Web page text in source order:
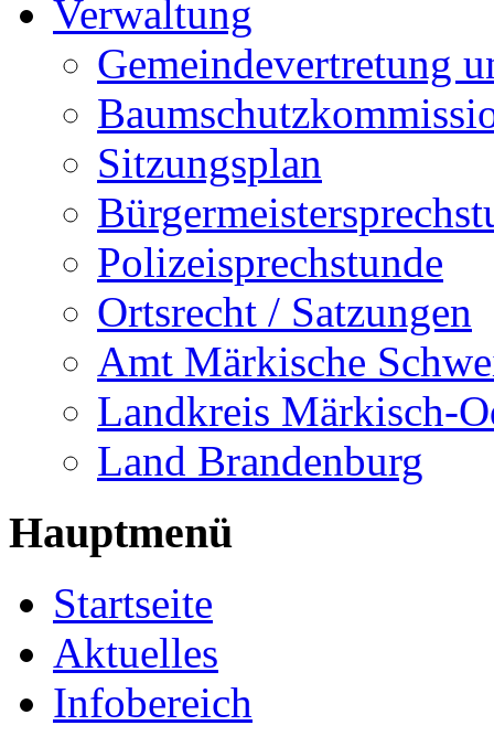
Verwaltung
Gemeindevertretung
Sitzungsplan
Polizeisprechstunde
Ortsrecht / Satzungen
Amt Märkische
Landkreis Märkisch-
Land Brandenburg
Hauptmenü
Startseite
Aktuelles
Infobereich